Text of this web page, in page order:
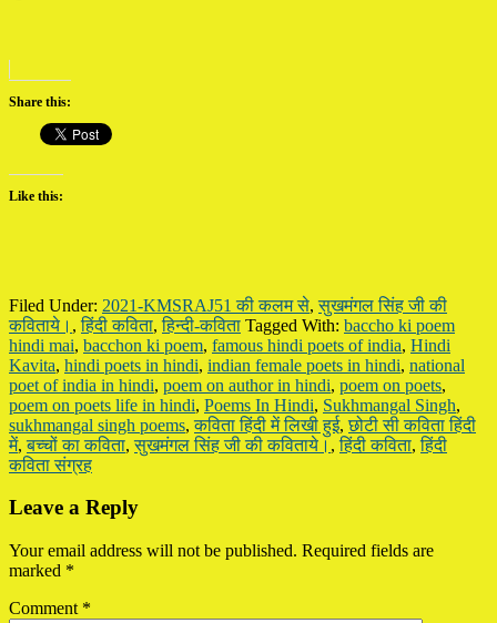
Share this:
Like this:
Filed Under: 2021-KMSRAJ51 की कलम से,सुखमंगल सिंह जी की
कविताये। ,हिंदी कविता,हिन्दी-कविता Tagged With: baccho ki poem
hindi mai, bacchon ki poem, famous hindi poets of india, Hindi
Kavita, hindi poets in hindi, indian female poets in hindi, national
poet of india in hindi, poem on author in hindi, poem on poets,
poem on poets life in hindi, Poems In Hindi, Sukhmangal Singh,
sukhmangal singh poems,कविता हिंदी में लिखी हुई,छोटी सी कविता हिंदी
में,बच्चों का कविता,सुखमंगल सिंह जी की कविताये। ,हिंदी कविता,हिंदी
कविता संग्रह
Reader
Leave a Reply
Your email address will not be published. Required fields are
marked *
Comment *